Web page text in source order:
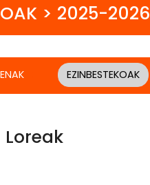
> 2025-2026
EZINBESTEKOAK